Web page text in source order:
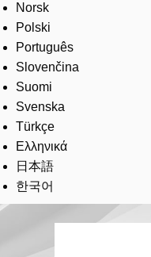
Norsk
Polski
Português
Slovenčina
Suomi
Svenska
Türkçe
Ελληνικά
日本語
한국어